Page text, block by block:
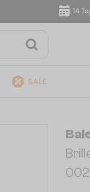
14 Tage
SALE